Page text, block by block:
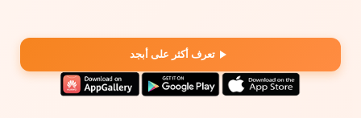
تعرف أكثر على أبجد